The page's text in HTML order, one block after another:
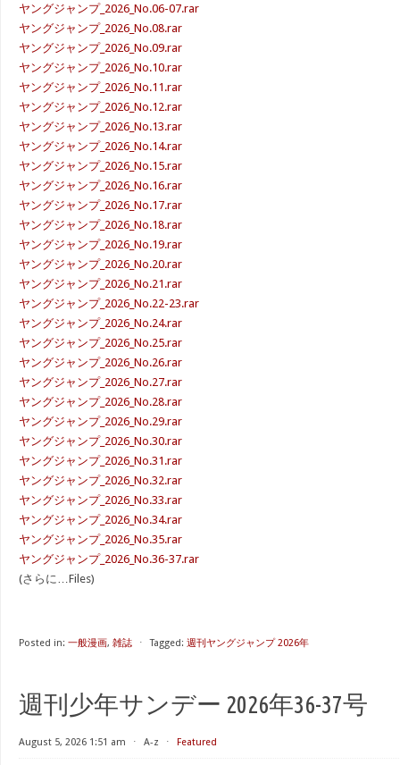
ヤングジャンプ_2026_No.06-07.rar
ヤングジャンプ_2026_No.08.rar
ヤングジャンプ_2026_No.09.rar
ヤングジャンプ_2026_No.10.rar
ヤングジャンプ_2026_No.11.rar
ヤングジャンプ_2026_No.12.rar
ヤングジャンプ_2026_No.13.rar
ヤングジャンプ_2026_No.14.rar
ヤングジャンプ_2026_No.15.rar
ヤングジャンプ_2026_No.16.rar
ヤングジャンプ_2026_No.17.rar
ヤングジャンプ_2026_No.18.rar
ヤングジャンプ_2026_No.19.rar
ヤングジャンプ_2026_No.20.rar
ヤングジャンプ_2026_No.21.rar
ヤングジャンプ_2026_No.22-23.rar
ヤングジャンプ_2026_No.24.rar
ヤングジャンプ_2026_No.25.rar
ヤングジャンプ_2026_No.26.rar
ヤングジャンプ_2026_No.27.rar
ヤングジャンプ_2026_No.28.rar
ヤングジャンプ_2026_No.29.rar
ヤングジャンプ_2026_No.30.rar
ヤングジャンプ_2026_No.31.rar
ヤングジャンプ_2026_No.32.rar
ヤングジャンプ_2026_No.33.rar
ヤングジャンプ_2026_No.34.rar
ヤングジャンプ_2026_No.35.rar
ヤングジャンプ_2026_No.36-37.rar
(さらに…Files)
Posted in: 一般漫画, 雑誌 ⋅ Tagged: 週刊ヤングジャンプ 2026年
週刊少年サンデー 2026年36-37号
August 5, 2026 1:51 am ⋅ A-z ⋅ Featured